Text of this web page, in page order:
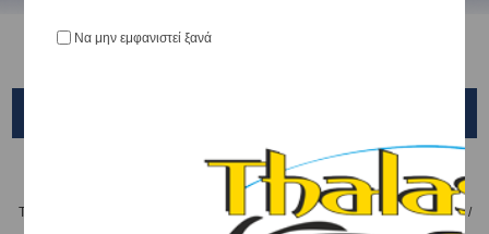
Είδη Αλιείας /
ΤΕΧΝΗΤΑ ΔΟΛΩΜΑΤΑ - ΤΣΑΠΑΡΙ - ΚΑΛΑΜΑΡΙΕΡΕΣ / ΤΕΧΝΗΤΑ ΨΑΡΑΚΙΑ /
Να μην εμφανιστεί ξανά